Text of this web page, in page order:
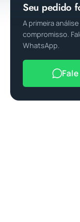
Seu pedido
A primeira
compromisso.
WhatsApp.